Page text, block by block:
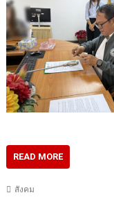
READ MORE
สังคม